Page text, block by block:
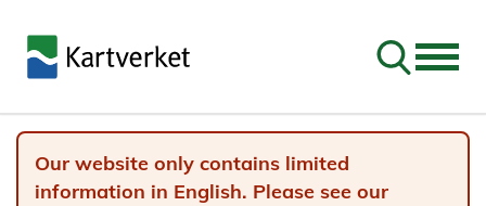
Go to
Our website only contains limited
information in English. Please see our